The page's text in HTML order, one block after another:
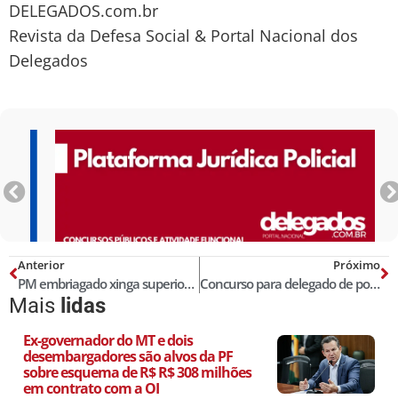
DELEGADOS.com.br
Revista da Defesa Social & Portal Nacional dos
Delegados
Anterior
PM embriagado xinga superiores e é expulso da corporação
Próximo
Concurso para delegado de polícia poderá exigir OAB
Mais lidas
Ex-governador do MT e dois
desembargadores são alvos da PF
sobre esquema de R$ R$ 308 milhões
em contrato com a OI